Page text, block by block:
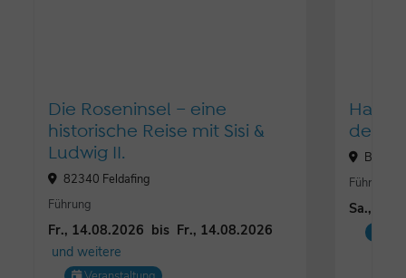
Die Roseninsel – eine
historische Reise mit Sisi &
Ludwig II.
82340 Feldafing
Führung
Fr., 14.08.2026 bis Fr., 14.08.2026
und weitere
den
Führung
Sa.,